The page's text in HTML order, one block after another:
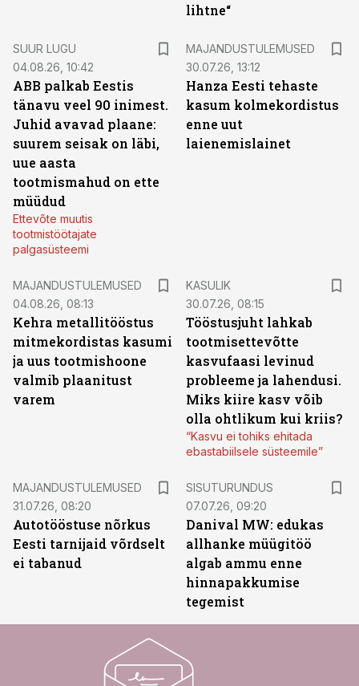
lihtne“
SUUR LUGU
04.08.26, 10:42
ABB palkab Eestis
tänavu veel 90 inimest.
Juhid avavad plaane:
suurem seisak on läbi,
uue aasta
tootmismahud on ette
müüdud
Ettevõte muutis
tootmistöötajate
palgasüsteemi
MAJANDUSTULEMUSED
30.07.26, 13:12
Hanza Eesti tehaste
kasum kolmekordistus
enne uut
laienemislainet
MAJANDUSTULEMUSED
04.08.26, 08:13
Kehra metallitööstus
mitmekordistas kasumi
ja uus tootmishoone
valmib plaanitust
varem
KASULIK
30.07.26, 08:15
Tööstusjuht lahkab
tootmisettevõtte
kasvufaasi levinud
probleeme ja lahendusi.
Miks kiire kasv võib
olla ohtlikum kui kriis?
“Kasvu ei tohiks ehitada
ebastabiilsele süsteemile”
MAJANDUSTULEMUSED
31.07.26, 08:20
Autotööstuse nõrkus
Eesti tarnijaid võrdselt
ei tabanud
SISUTURUNDUS
07.07.26, 09:20
Danival MW: edukas
allhanke müügitöö
algab ammu enne
hinnapakkumise
tegemist